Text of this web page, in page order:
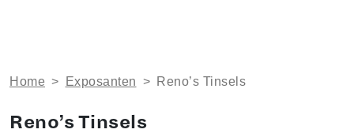
Home > Exposanten > Reno’s Tinsels
Reno’s Tinsels